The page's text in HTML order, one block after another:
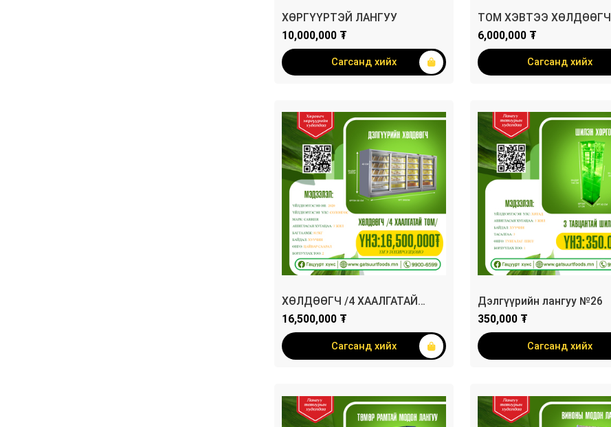
ХӨРГҮҮРТЭЙ ЛАНГУУ
10,000,000 ₮
Сагсанд хийх
ТОМ ХЭВТЭЭ ХӨЛДӨӨГЧ
/3ХААЛГАТАЙ/
6,000,000 ₮
Сагсанд хийх
ХӨЛДӨӨГЧ /4 ХААЛГАТАЙ
ТОМ/
16,500,000 ₮
Сагсанд хийх
Дэлгүүрийн лангуу №26
350,000 ₮
Сагсанд хийх